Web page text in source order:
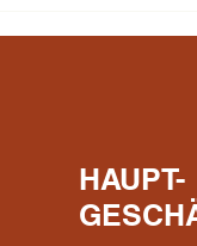
HAUPT-